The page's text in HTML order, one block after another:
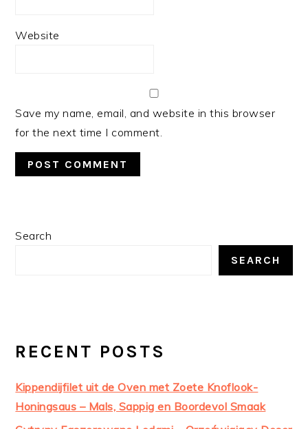
Website
Save my name, email, and website in this browser
for the next time I comment.
PRIMARY
Search
SEARCH
RECENT POSTS
Kippendijfilet uit de Oven met Zoete Knoflook-
Honingsaus – Mals, Sappig en Boordevol Smaak